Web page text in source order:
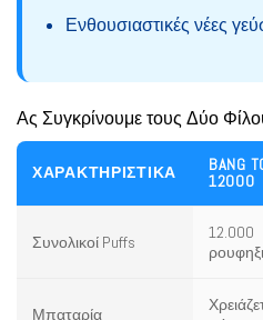
Ενθουσιαστικές νέες
Ας Συγκρίνουμε τους Δύο
ΧΑΡΑΚΤΗΡΙΣΤΙΚΆ
BANG
12000
Συνολικοί Puffs
12.000
Μπαταρία